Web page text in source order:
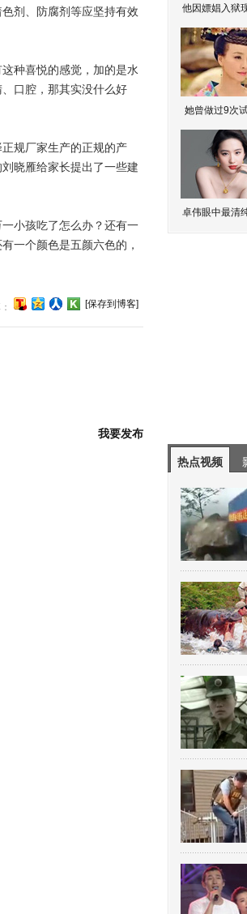
剂、防腐剂等应坚持有效
种喜悦的感觉，加的是水
口腔，那其实没什么好
规厂家生产的正规的产
晓雁给家长提出了一些建
小孩吃了怎么办？还有一
一个颜色是五颜六色的，
[保存到博客]
我要发布
他因嫖娼入狱
她曾做过9次
卓伟眼中最清
热点视频